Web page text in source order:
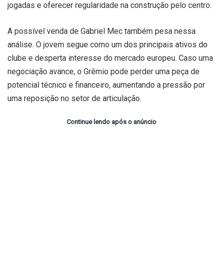
jogadas e oferecer regularidade na construção pelo centro.
A possível venda de Gabriel Mec também pesa nessa
análise. O jovem segue como um dos principais ativos do
clube e desperta interesse do mercado europeu. Caso uma
negociação avance, o Grêmio pode perder uma peça de
potencial técnico e financeiro, aumentando a pressão por
uma reposição no setor de articulação.
Continue lendo após o anúncio